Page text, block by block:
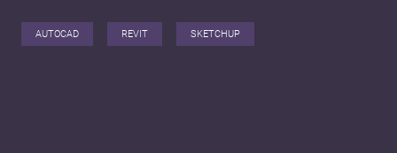
AUTOCAD REVIT SKETCHUP